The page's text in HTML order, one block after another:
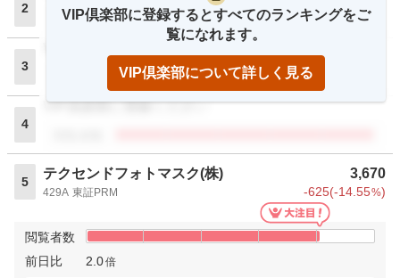
2
閲覧者数
3
4
VIP倶楽部に登録ください
5
テクセンドフォトマスク(株) 3,670
429A 東証PRM -625(-14.55%)
閲覧者数
前日比
2.0倍
VIP倶楽部に登録するとすべてのランキングをご
覧になれます。
VIP倶楽部について詳しく見る